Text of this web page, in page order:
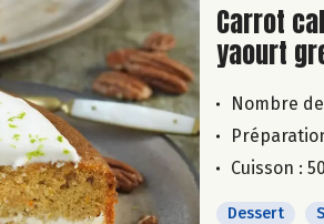
Lire la
Carrot
yaourt
Nombre
Cuisson :
Dessert